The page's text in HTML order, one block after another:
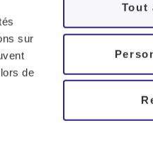
sur
de
Tout
Cenas Chêne-